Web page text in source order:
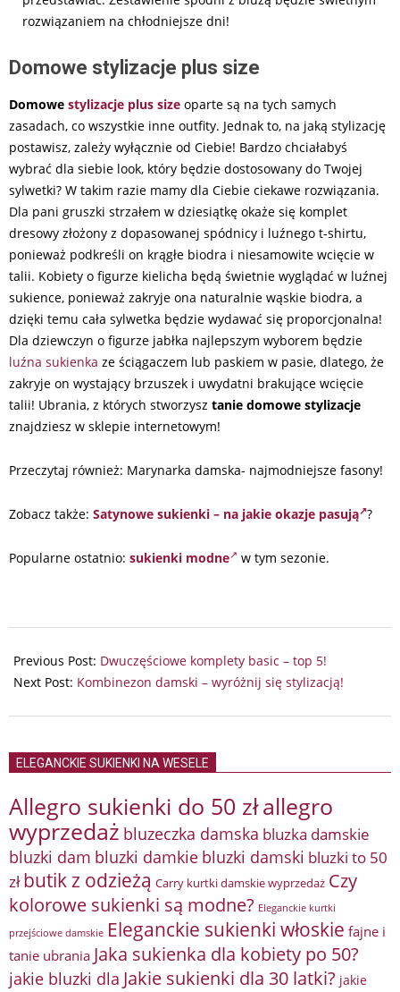
rozwiązaniem na chłodniejsze dni!
Domowe stylizacje plus size
Domowe stylizacje plus size oparte są na tych samych
zasadach, co wszystkie inne outfity. Jednak to, na jaką stylizację
postawisz, zależy wyłącznie od Ciebie! Bardzo chciałabyś
wybrać dla siebie look, który będzie dostosowany do Twojej
sylwetki? W takim razie mamy dla Ciebie ciekawe rozwiązania.
Dla pani gruszki strzałem w dziesiątkę okaże się komplet
dresowy złożony z dopasowanej spódnicy i luźnego t-shirtu,
ponieważ podkreśli on krągłe biodra i niesamowite wcięcie w
talii. Kobiety o figurze kielicha będą świetnie wyglądać w luźnej
sukience, ponieważ zakryje ona naturalnie wąskie biodra, a
dzięki temu cała sylwetka będzie wydawać się proporcjonalna!
Dla dziewczyn o figurze jabłka najlepszym wyborem będzie
luźna sukienka ze ściągaczem lub paskiem w pasie, dlatego, że
zakryje on wystający brzuszek i uwydatni brakujące wcięcie
talii! Ubrania, z których stworzysz tanie domowe stylizacje
znajdziesz w sklepie internetowym!
Przeczytaj również: Marynarka damska- najmodniejsze fasony!
Zobacz także: Satynowe sukienki – na jakie okazje pasują ?
Popularne ostatnio: sukienki modne w tym sezonie.
02-
28
Previous Post: Dwuczęściowe komplety basic – top 5!
Next Post: Kombinezon damski – wyróżnij się stylizacją!
ELEGANCKIE SUKIENKI NA WESELE
Allegro sukienki do 50 złallegro
wyprzedaż bluzeczka damska bluzka damskie
bluzki dam bluzki damkie bluzki damski bluzki to 50
zł butik z odzieżą Carry kurtki damskie wyprzedaż Czy
kolorowe sukienki są modne? Eleganckie kurtki
przejściowe damskie Eleganckie sukienki włoskie fajne i
tanie ubrania Jaka sukienka dla kobiety po 50?
jakie bluzki dla Jakie sukienki dla 30 latki? jakie